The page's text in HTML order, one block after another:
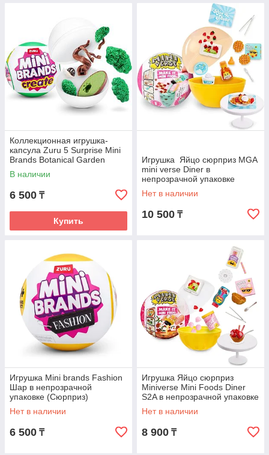
Коллекционная игрушка-
капсула Zuru 5 Surprise Mini
Brands Botanical Garden
Серия 1
В наличии
6 500 ₸
Купить
Игрушка Яйцо сюрприз MGA
mini verse Diner в
непрозрачной упаковке
Нет в наличии
10 500 ₸
Игрушка Mini brands Fashion
Шар в непрозрачной
упаковке (Сюрприз)
Нет в наличии
6 500 ₸
Игрушка Яйцо сюрприз
Miniverse Mini Foods Diner
S2A в непрозрачной упаковке
MGAs
Нет в наличии
8 900 ₸